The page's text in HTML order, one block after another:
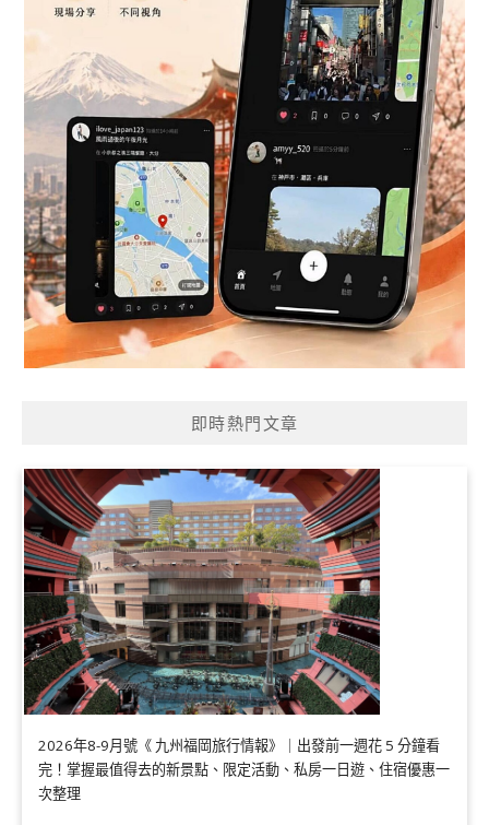
即時熱門文章
2026年8-9月號《 九州福岡旅行情報》｜出發前一週花 5 分鐘看
完！掌握最值得去的新景點、限定活動、私房一日遊、住宿優惠一
次整理